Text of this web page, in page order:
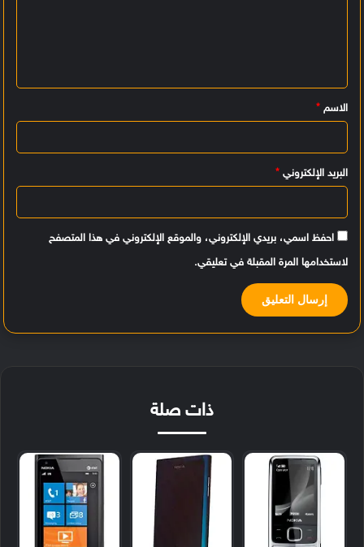
ي
ق
الاسم *
البريد الإلكتروني *
احفظ اسمي، بريدي الإلكتروني، والموقع الإلكتروني في هذا المتصفح
لاستخدامها المرة المقبلة في تعليقي.
ذات صلة